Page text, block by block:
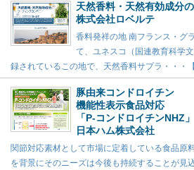
天然香料・天然有効成分
株式会社ロベルテ
香料発祥の地 南フランス・グ
て、ユネスコ（国連教育科学
録されているこの地で、天然香料サプラ・・・
豚由来コンドロイチン
機能性表示食品対応
「P-コンドロイチンNHZ」
日本ハム株式会社
関節対応素材として市場に定着している食品原
を背景にそのニーズは今後も持続することが見